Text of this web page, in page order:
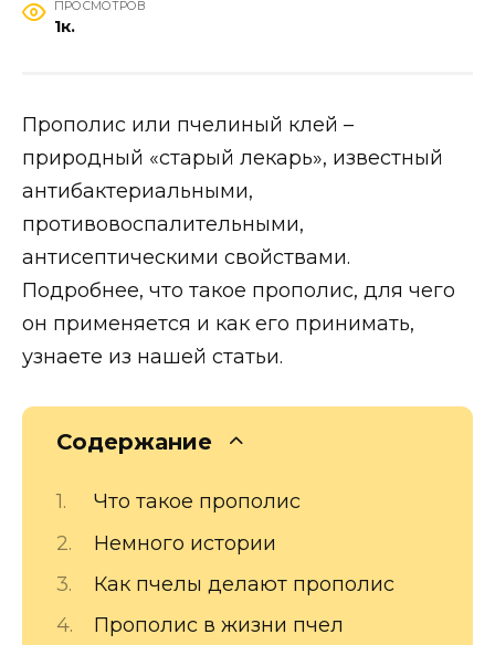
ПРОСМОТРОВ
1к.
Прополис или пчелиный клей –
природный «старый лекарь», известный
антибактериальными,
противовоспалительными,
антисептическими свойствами.
Подробнее, что такое прополис, для чего
он применяется и как его принимать,
узнаете из нашей статьи.
Содержание
Что такое прополис
Немного истории
Как пчелы делают прополис
Прополис в жизни пчел